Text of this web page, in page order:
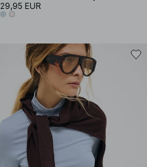
29,95 EUR